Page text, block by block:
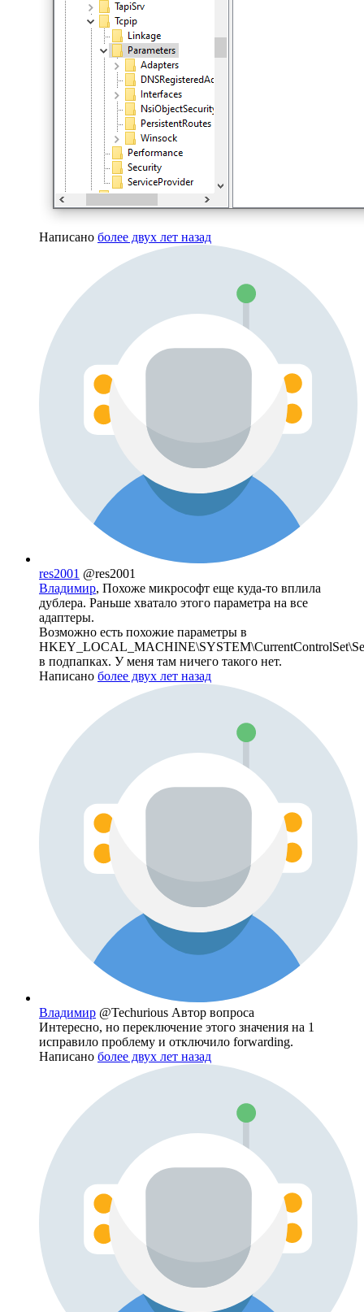
Написано более двух лет назад
res2001 @res2001
Владимир, Похоже микрософт еще куда-то вплила
дублера. Раньше хватало этого параметра на все
адаптеры.
Возможно есть похожие параметры в
в подпапках. У меня там ничего такого нет.
Написано более двух лет назад
Владимир @Techurious Автор вопроса
Интересно, но переключение этого значения на 1
исправило проблему и отключило forwarding.
Написано более двух лет назад